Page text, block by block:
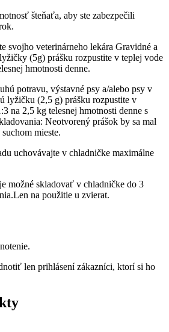
šteňaťa, aby ste zabezpečili
svojho veterinárneho lekára Gravidné a
(5g) prášku rozpustite v teplej vode
hmotnosti denne.
potravu, výstavné psy a/alebo psy v
lyžičku (2,5 g) prášku rozpustite v
na 2,5 kg telesnej hmotnosti denne s
Neotvorený prášok by sa mal
mieste.
uchovávajte v chladničke maximálne
možné skladovať v chladničke do 3
na použitie u zvierat.
len prihlásení zákazníci, ktorí si ho